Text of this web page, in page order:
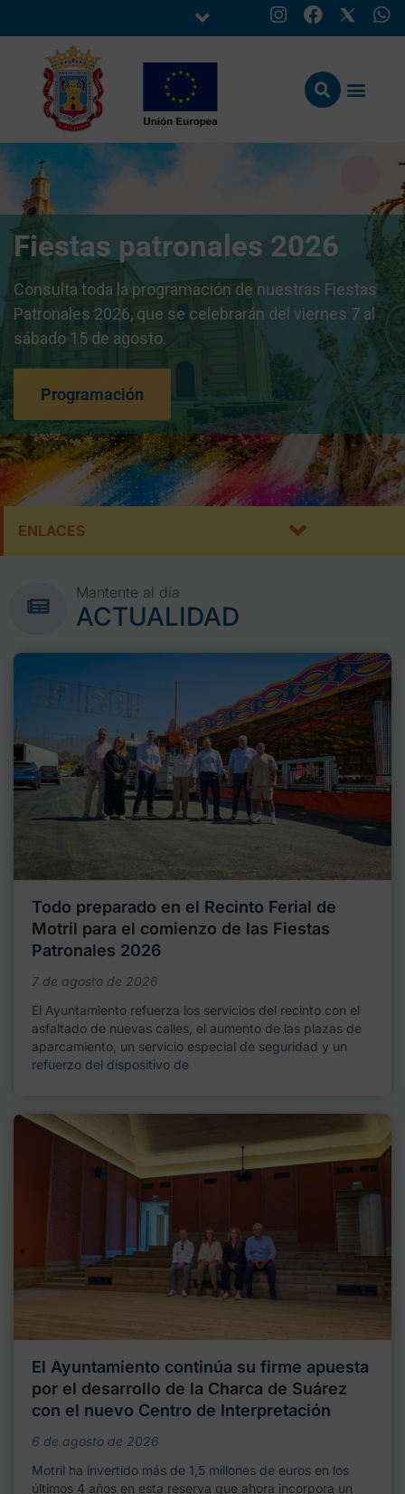
Fiestas patronales 2026
Consulta toda la programación de nuestras Fiestas
Patronales 2026, que se celebrarán del viernes 7 al
sábado 15 de agosto.
Programación
ENLACES
Mantente al día
ACTUALIDAD
Todo preparado en el Recinto Ferial de
Motril para el comienzo de las Fiestas
Patronales 2026
7 de agosto de 2026
El Ayuntamiento refuerza los servicios del recinto con el
asfaltado de nuevas calles, el aumento de las plazas de
aparcamiento, un servicio especial de seguridad y un
refuerzo del dispositivo de
El Ayuntamiento continúa su firme apuesta
por el desarrollo de la Charca de Suárez
con el nuevo Centro de Interpretación
6 de agosto de 2026
Motril ha invertido más de 1,5 millones de euros en los
últimos 4 años en esta reserva que ahora incorpora un